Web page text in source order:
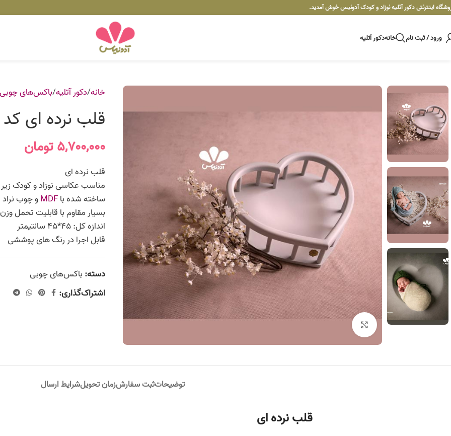
اینترنتی دکور آتلیه نوزاد و کودک آدونیس خوش آمدید.
ورود / ثبت نام خانهدکور آتلیه
خانه دکور آتلیه باکس‌های چوبی
قلب نرده‌ ای کد 142
۵,۷۰۰,۰۰۰تومان
قلب نرده ای
مناسب عکاسی نوزاد و کودک
ساخته شده باMDFو چوب
بسیار مقاوم با قابلیت تحمل وزن
اندازه کل: 45*45 سانتیمتر
قابل اجرا در رنگ های پوششی
دسته: باکس‌های چوبی
اشتراک‌گذاری:
توضیحاتثبت سفارشزمان تحویلشرایط ارسال
قلب نرده ای